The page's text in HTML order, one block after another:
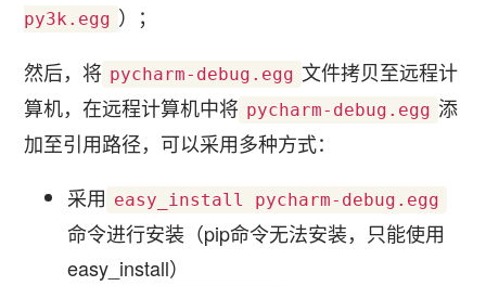
py3k.egg ）；
然后，将 pycharm-debug.egg 文件拷贝至远程计
算机，在远程计算机中将 pycharm-debug.egg 添
加至引用路径，可以采用多种方式：
采用 easy_install pycharm-debug.egg
命令进行安装（pip命令无法安装，只能使用
easy_install）